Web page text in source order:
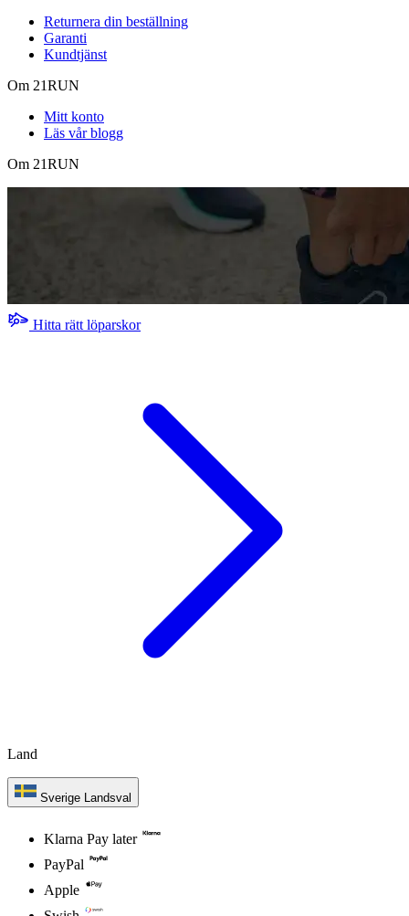
Returnera din beställning
Garanti
Kundtjänst
Om 21RUN
Mitt konto
Läs vår blogg
Om 21RUN
Hitta rätt löparskor
Land
Sverige Landsval
Klarna Pay later
PayPal
Apple